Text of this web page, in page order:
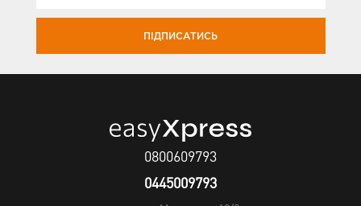
ПІДПИСАТИСЬ
0800609793
0445009793